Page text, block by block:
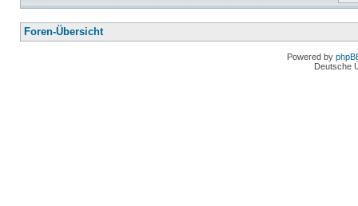
Foren-Übersicht
Powered by
Deutsche